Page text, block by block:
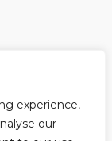
experience,
our